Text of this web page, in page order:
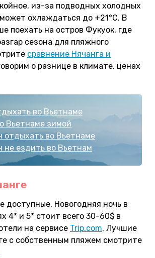
из-за подводных холодных
охлаждаться до +21°С. В
поехать на остров Фукуок, где
сезона для пляжного
сравнение Нячанга и
о разнице в климате, ценах
во Вьетнаме
Вьетнаме зимой
отдыхать во Вьетнаме
не ездить во Вьетнам
доступные. Новогодняя ночь в
4* и 5* стоит всего 30-60$ в
на сервисе Trip.com. Лучшие
с собственным пляжем смотрите